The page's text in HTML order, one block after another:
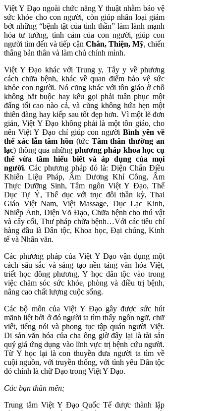
Việt Y Đạo ngoài chức năng Y thuật nhằm bảo vệ
sức khỏe cho con người, còn giúp nhân loại giảm
bớt những “bệnh tật của tinh thần” làm lành mạnh
hóa tư tưởng, tình cảm của con người, giúp con
người tìm đến và tiếp cận Chân, Thiện, Mỹ, chiến
thắng bản thân và làm chủ chính mình.
Việt Y Đạo khác với Trung y, Tây y về phương
cách chữa bệnh, khác về quan điểm bảo vệ sức
khỏe con người. Nó cũng khác với tôn giáo ở chỗ
không bắt buộc hay kêu gọi phải tuân phục một
đấng tối cao nào cả, và cũng không hứa hẹn một
thiên đàng hay kiếp sau tốt đẹp hơn. Vì một lẽ đơn
giản, Việt Y Đạo không phải là một tôn giáo, cho
nên Việt Y Đạo chỉ giúp con ngườiBình yên về
thể xác lẫn tâm hồn (tức Tâm thân thường an
lạc) thông qua những phương pháp khoa học cụ
thể vừa tầm hiểu biết và áp dụng của mọi
người. Các phương pháp đó là: Diện Chẩn Điều
Khiển Liệu Pháp, Âm Dương Khí Công, Ẩm
Thực Dưỡng Sinh, Tâm ngôn Việt Y Đạo, Thể
Dục Tự Ý, Thể dục với trục đôi thần kỳ, Thai
Giáo Việt Nam, Việt Massage, Dục Lạc Kinh,
Nhiếp Ảnh, Diện Võ Đạo, Chữa bệnh cho thú vật
và cây cối, Thư pháp chữa bệnh…Với các tiêu chí
hàng đầu là Dân tộc, Khoa học, Đại chúng, Kinh
tế và Nhân văn.
Các phương pháp của Việt Y Đạo vận dụng một
cách sâu sắc và sáng tạo nền tảng văn hóa Việt,
triết học đông phương, Y học dân tộc vào trong
việc chăm sóc sức khỏe, phòng và điều trị bệnh,
nâng cao chất lượng cuộc sống.
Các bộ môn của Việt Y Đạo gây được sức hút
mãnh liệt bởi ở đó người ta tìm thấy ngôn ngữ, chữ
viết, tiếng nói và phong tục tập quán người Việt.
Di sản văn hóa của cha ông giờ đây lại là tài sản
quý giá ứng dụng vào lĩnh vực trị bệnh cứu người.
Từ Y học lại là con thuyền đưa người ta tìm về
cuội nguồn, với truyền thống, với tình yêu Dân tộc
đó chính là chữ Đạo trong Việt Y Đạo.
Các bạn thân mến;
Trung tâm Việt Y Đạo Quốc Tế được thành lập